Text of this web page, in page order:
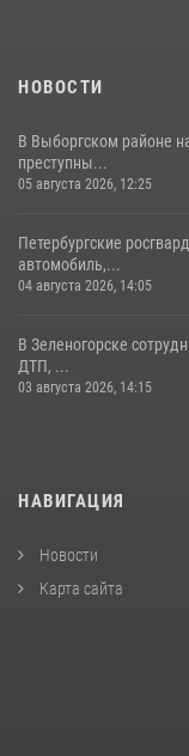
НОВОСТИ
В Выборгском районе
преступны...
05 августа 2026, 12:25
Петербургские
автомобиль,...
04 августа 2026, 14:05
В Зеленогорске
ДТП, ...
03 августа 2026, 14:15
НАВИГАЦИЯ
Новости
Карта сайта